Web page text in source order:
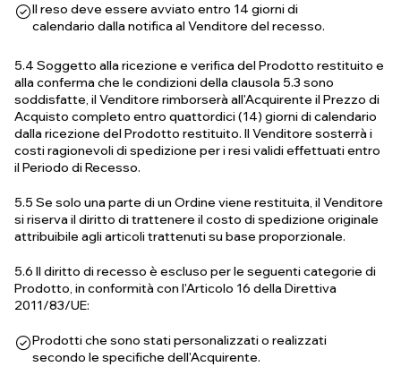
Il reso deve essere avviato entro 14 giorni di
calendario dalla notifica al Venditore del recesso.
5.4 Soggetto alla ricezione e verifica del Prodotto restituito e
alla conferma che le condizioni della clausola 5.3 sono
soddisfatte, il Venditore rimborserà all'Acquirente il Prezzo di
Acquisto completo entro quattordici (14) giorni di calendario
dalla ricezione del Prodotto restituito. Il Venditore sosterrà i
costi ragionevoli di spedizione per i resi validi effettuati entro
il Periodo di Recesso.
5.5 Se solo una parte di un Ordine viene restituita, il Venditore
si riserva il diritto di trattenere il costo di spedizione originale
attribuibile agli articoli trattenuti su base proporzionale.
5.6 Il diritto di recesso è escluso per le seguenti categorie di
Prodotto, in conformità con l'Articolo 16 della Direttiva
2011/83/UE:
Prodotti che sono stati personalizzati o realizzati
secondo le specifiche dell'Acquirente.